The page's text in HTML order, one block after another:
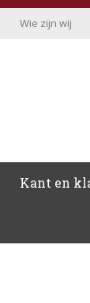
Wie zijn wij
Kant en